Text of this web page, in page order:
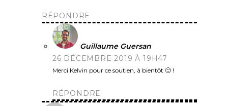
RÉPONDRE
Guillaume Guersan
26 DÉCEMBRE 2019 À 19H47
Merci Kelvin pour ce soutien, à bientôt 🙂 !
RÉPONDRE